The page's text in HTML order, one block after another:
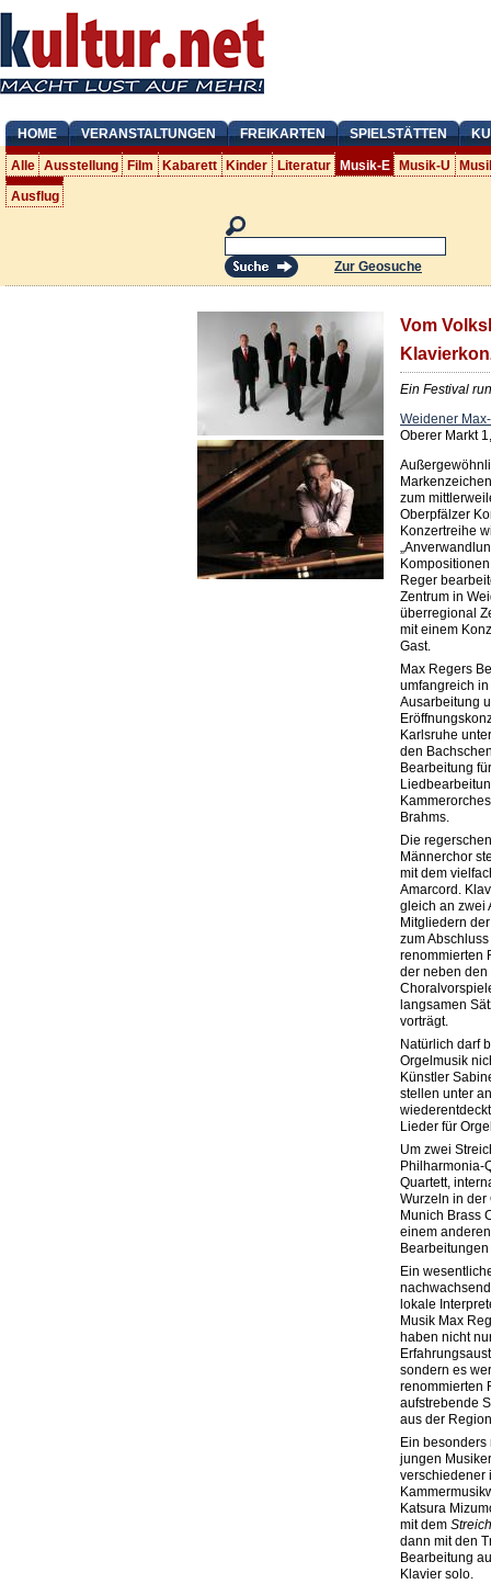
HOME VERANSTALTUNGEN FREIKARTEN SPIELSTÄTTEN
Alle Ausstellung Film Kabarett Kinder Literatur Musik-E Musik-U
Ausflug
Zur Geosuche
Vom
Ein Festival
Weidener
Oberer Markt
zum
Oberpfälzer
Konzertreihe
Reger
Zentrum in
überregional
mit einem
Gast.
Max Regers
umfangreich
Ausarbeitung
Karlsruhe
den
Bearbeitung
Brahms.
Die
Männerchor
mit dem
Amarcord.
gleich an zwei
Mitgliedern
zum
renommierten
der neben
langsamen
vorträgt.
Natürlich darf
Orgelmusik
Künstler
stellen unter
Lieder für
Um zwei
Philharmonia-
Quartett,
Wurzeln in der
Munich Brass
einem
Ein
lokale
Musik Max
haben nicht
sondern es
renommierten
aufstrebende
aus der
Ein
jungen
verschiedener
Katsura
mit dem
dann mit den
Bearbeitung
Klavier solo.